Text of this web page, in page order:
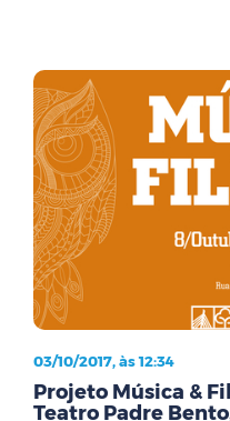
03/10/2017, às 12:34
Projeto Música &
Teatro Padre